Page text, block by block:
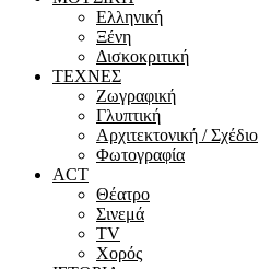
Ελληνική
Ξένη
Δισκοκριτική
ΤΕΧΝΕΣ
Ζωγραφική
Γλυπτική
Αρχιτεκτονική / Σχέδιο
Φωτογραφία
ACT
Θέατρο
Σινεμά
ΤV
Χορός